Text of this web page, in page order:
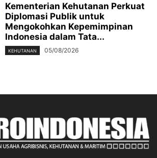
Kementerian Kehutanan Perkuat
Diplomasi Publik untuk
Mengokohkan Kepemimpinan
Indonesia dalam Tata...
KEHUTANAN 05/08/2026